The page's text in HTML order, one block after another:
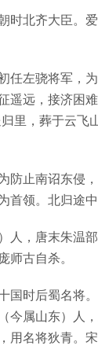
时北齐大臣。
任左骁将军，
遥远，接济困
里，葬于云
防止南诏东侵
领。北归途
人，唐末朱温
古自杀。
国时后蜀名将
今属山东）人
名将狄青。宋